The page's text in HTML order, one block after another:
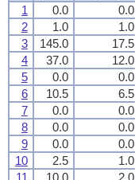
1
0.0 0.0
2
1.0 1.0
3
145.0 17.5
4
37.0 12.0
5
0.0 0.0
6
10.5 6.5
7
0.0 0.0
8
0.0 0.0
9
0.0 0.0
10
2.5 1.0
11
10.0 2.0